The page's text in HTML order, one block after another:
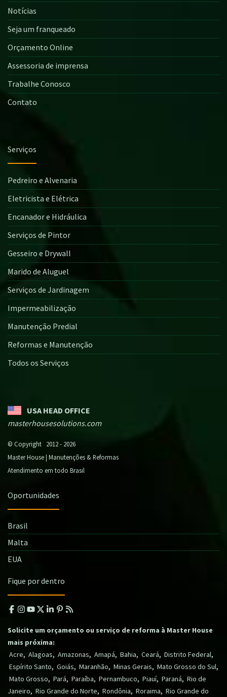
Notícias
Seja um franqueado
Orçamento Online
Assessoria de imprensa
Trabalhe Conosco
Contato
Serviços
Pedreiro e Alvenaria
Eletricista e Elétrica
Encanador e Hidráulica
Serviços de Pintor
Gesseiro e Drywall
Marido de Aluguel
Serviços de Jardinagem
Impermeabilização
Manutenção Predial
Reformas e Manutenção
Todos os Serviços
USA HEAD OFFICE
masterhousesolutions.com
© Copyright 2012 - 2026
Master House | Manutenções & Reformas
Atendimento em todo Brasil
Oportunidades
Brasil
Malta
EUA
Fique por dentro
Solicite um orçamento ou serviço de reforma à Master House
mais próxima:
Acre, Alagoas, Amazonas, Amapá, Bahia, Ceará, Distrito Federal,
Espírito Santo, Goiás, Maranhão, Minas Gerais, Mato Grosso do Sul,
Mato Grosso, Pará, Paraíba, Pernambuco, Piauí, Paraná, Rio de
Janeiro, Rio Grande do Norte, Rondônia, Roraima, Rio Grande do